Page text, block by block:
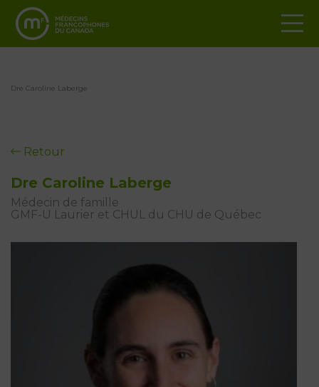
Dre Caroline Laberge
Retour
Dre Caroline Laberge
Médecin de famille
GMF-U Laurier et CHUL du CHU de Québec